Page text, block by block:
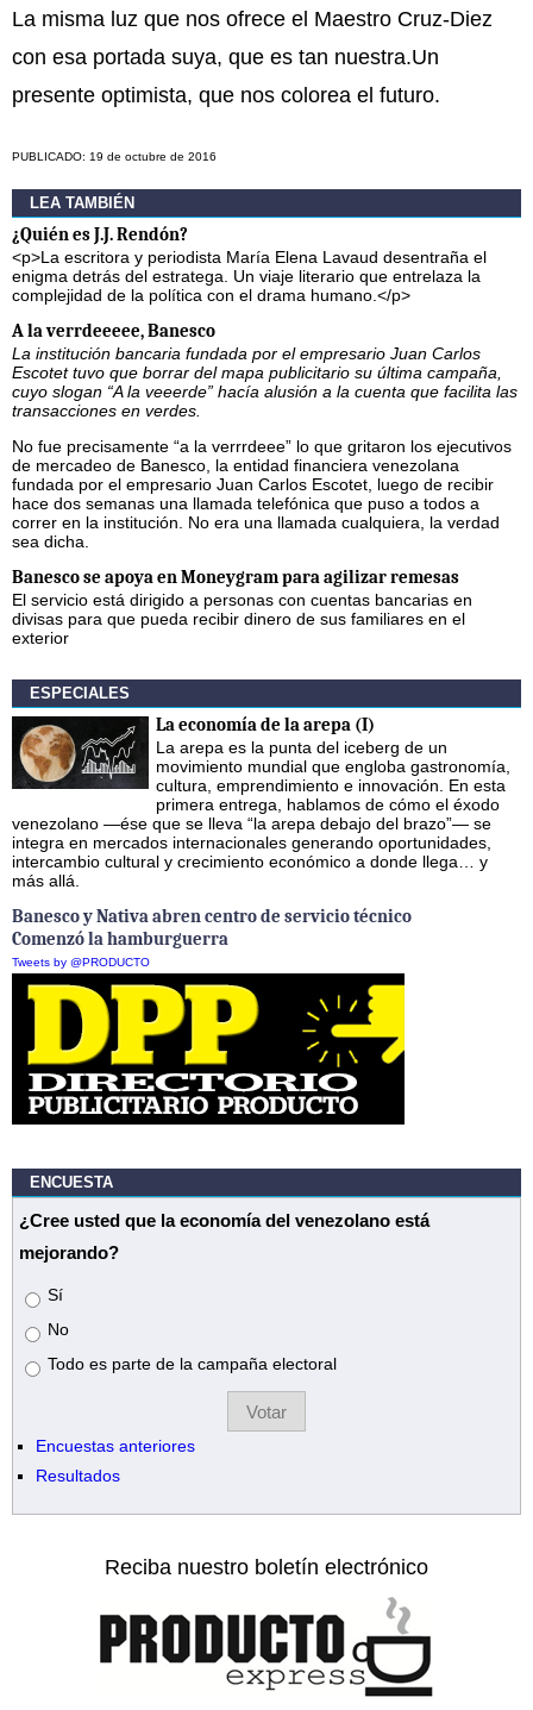
La misma luz que nos ofrece el Maestro Cruz-Diez
con esa portada suya, que es tan nuestra.Un
presente optimista, que nos colorea el futuro.
PUBLICADO: 19 de octubre de 2016
LEA TAMBIÉN
¿Quién es J.J. Rendón?
<p>La escritora y periodista María Elena Lavaud desentraña el
enigma detrás del estratega. Un viaje literario que entrelaza la
complejidad de la política con el drama humano.</p>
A la verrdeeeee, Banesco
La institución bancaria fundada por el empresario Juan Carlos
Escotet tuvo que borrar del mapa publicitario su última campaña,
cuyo slogan “A la veeerde” hacía alusión a la cuenta que facilita las
transacciones en verdes.
No fue precisamente “a la verrrdeee” lo que gritaron los ejecutivos
de mercadeo de Banesco, la entidad financiera venezolana
fundada por el empresario Juan Carlos Escotet, luego de recibir
hace dos semanas una llamada telefónica que puso a todos a
correr en la institución. No era una llamada cualquiera, la verdad
sea dicha.
Banesco se apoya en Moneygram para agilizar remesas
El servicio está dirigido a personas con cuentas bancarias en
divisas para que pueda recibir dinero de sus familiares en el
exterior
ESPECIALES
La economía de la arepa (I)
La arepa es la punta del iceberg de un
movimiento mundial que engloba gastronomía,
cultura, emprendimiento e innovación. En esta
primera entrega, hablamos de cómo el éxodo
venezolano —ése que se lleva “la arepa debajo del brazo”— se
integra en mercados internacionales generando oportunidades,
intercambio cultural y crecimiento económico a donde llega… y
más allá.
Banesco y Nativa abren centro de servicio técnico
Comenzó la hamburguerra
Tweets by @PRODUCTO
ENCUESTA
¿Cree usted que la economía del venezolano está
mejorando?
Opciones
Sí
No
Todo es parte de la campaña electoral
Encuestas anteriores
Resultados
Reciba nuestro boletín electrónico